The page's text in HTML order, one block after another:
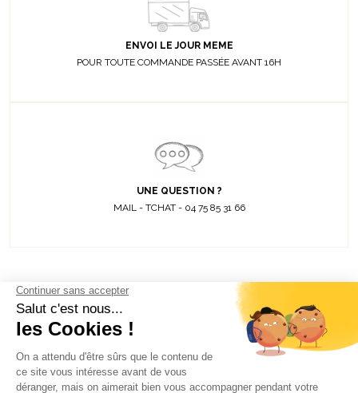
ENVOI LE JOUR MEME
POUR TOUTE COMMANDE PASSÉE AVANT 16H
UNE QUESTION ?
MAIL - TCHAT - 04 75 85 31 66
Découvrez toutes nos actualités
EMAIL